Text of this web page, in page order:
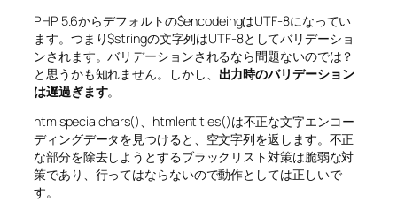
PHP 5.6からデフォルトの$encodeingはUTF-8になってい
ます。つまり$stringの文字列はUTF-8としてバリデーショ
ンされます。バリデーションされるなら問題ないのでは？
と思うかも知れません。しかし、 出力時のバリデーション
は遅過ぎます。
htmlspecialchars()、htmlentities()は不正な文字エンコー
ディングデータを見つけると、空文字列を返します。不正
な部分を除去しようとするブラックリスト対策は脆弱な対
策であり、行ってはならないので動作としては正しいで
す。